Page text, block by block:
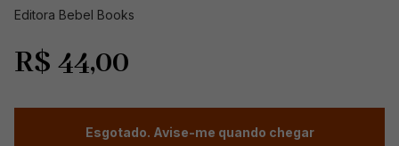
Editora Bebel Books
R$ 44,00
Esgotado. Avise-me quando chegar